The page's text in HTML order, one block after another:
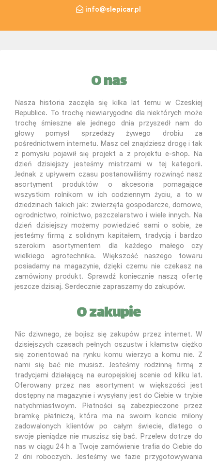
info@slepicar.pl
O nas
Nasza historia zaczęła się kilka lat temu w Czeskiej
Republice. To trochę niewiarygodne dla niektórych może
trochę śmieszne ale jednego dnia przyszedł nam do
głowy pomysł sprzedaży żywego drobiu za
pośrednictwem internetu. Masz cel znajdziesz drogę i tak
z pomysłu pojawił się projekt a z projektu e-shop. Na
dzień dzisiejszy jesteśmy mistrzami w tej kategorii.
Jednak z upływem czasu postanowiliśmy rozwinąć nasz
asortyment produktów o akcesoria pomagające
wszystkim rolnikom w ich codziennym życiu, a to w
dziedzinach takich jak: zwierzęta gospodarcze, domowe,
ogrodnictwo, rolnictwo, pszczelarstwo i wiele innych. Na
dzień dzisiejszy możemy powiedzieć sami o sobie, że
jesteśmy firmą z solidnym kapitałem, tradycją i bardzo
szerokim asortymentem dla każdego małego czy
wielkiego agrotechnika. Większość naszego towaru
posiadamy na magazynie, dzięki czemu nie czekasz na
zamówiony produkt. Sprawdź koniecznie naszą ofertę
jeszcze dzisiaj. Serdecznie zapraszamy do zakupów.
O zakupie
Nic dziwnego, że bojisz się zakupów przez internet. W
dzisiejszych czasach pełnych oszustw i kłamstw ciężko
się zorientować na rynku komu wierzyc a komu nie. Z
nami się bać nie musisz. Jesteśmy rodzinną firmą z
tradycjami działającą na europejskiej scenie od kilku lat.
Oferowany przez nas asortyment w większości jest
dostępny na magazynie i wysyłany jest do Ciebie w trybie
natychmiastwoym. Płatności są zabezpieczone przez
bramkę płatniczą, która ma na swoim koncie milony
zadowalonych klientów po całym świecie, dlatego o
swoje pieniądze nie muszisz się bać. Przelew dotrze do
nas w ciągu 24 h a Twoje zamówienie trafia do Ciebie do
2 dni roboczych. Jesteśmy we fazie przygotowywania